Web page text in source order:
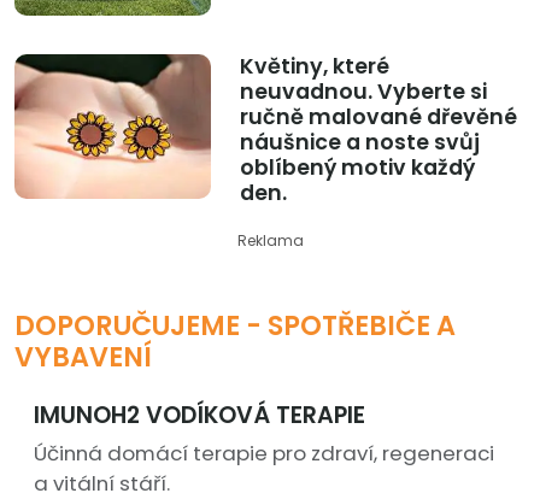
Květiny, které
neuvadnou. Vyberte si
ručně malované dřevěné
náušnice a noste svůj
oblíbený motiv každý
den.
Reklama
DOPORUČUJEME - SPOTŘEBIČE A
VYBAVENÍ
IMUNOH2 VODÍKOVÁ TERAPIE
Účinná domácí terapie pro zdraví, regeneraci
a vitální stáří.